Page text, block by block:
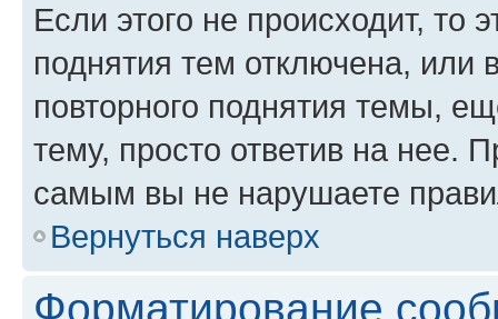
Если этого не происходит, то
поднятия тем отключена, или
повторного поднятия темы,
тему, просто ответив на нее.
самым вы не нарушаете
Вернуться наверх
Форматирование